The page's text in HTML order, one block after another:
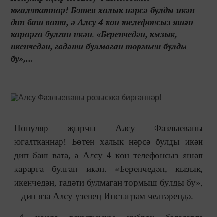
югалтканнар! Бөтен халык нәрсә булды икән
дип баш вата, ә Алсу 4 көн телефонсыз яшәп
карарга булган икән. «Беренчедән, кызык,
икенчедән, гадәти булмаган тормыш булды
бу»,...
Популяр җырчы Алсу Фазлыеваны
югалтканнар! Бөтен халык нәрсә булды икән
дип баш вата, ә Алсу 4 көн телефонсыз яшәп
карарга булган икән. «Беренчедән, кызык,
икенчедән, гадәти булмаган тормыш булды бу»,
– дип яза Алсу үзенең Инстаграм челтәрендә.